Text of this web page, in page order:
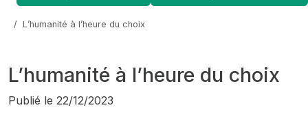
L’humanité à l’heure du choix
L’humanité à l’heure du choix
Publié le 22/12/2023